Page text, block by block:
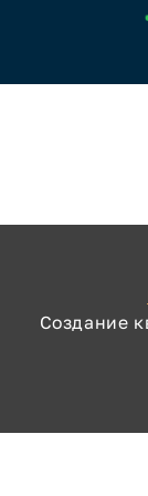
КАК
Создание